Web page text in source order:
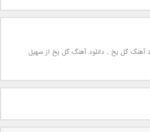
آهنگ گل یخ , دانلود آهنگ گل یخ از سهیل